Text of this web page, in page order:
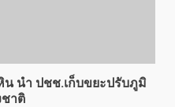
นำ ปชช.เก็บขยะปรับภูมิ
าติ